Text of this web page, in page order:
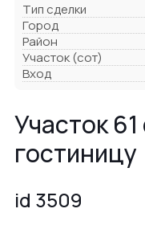
Тип сделки
Город
Район
Участок (сот)
Вход
Участок
гостиницу
id 3509